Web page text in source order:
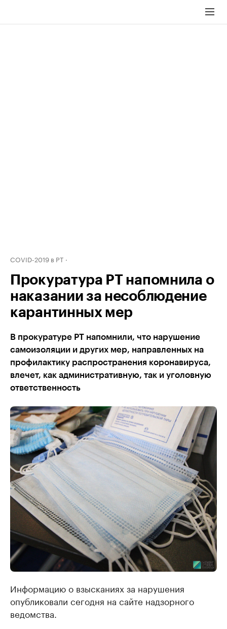
COVID-2019 в РТ
Прокуратура РТ напомнила о
наказании за несоблюдение
карантинных мер
В прокуратуре РТ напомнили, что нарушение
самоизоляции и других мер, направленных на
профилактику распространения коронавируса,
влечет, как административную, так и уголовную
ответственность
Информацию о взысканиях за нарушения
опубликовали сегодня на сайте надзорного
ведомства.